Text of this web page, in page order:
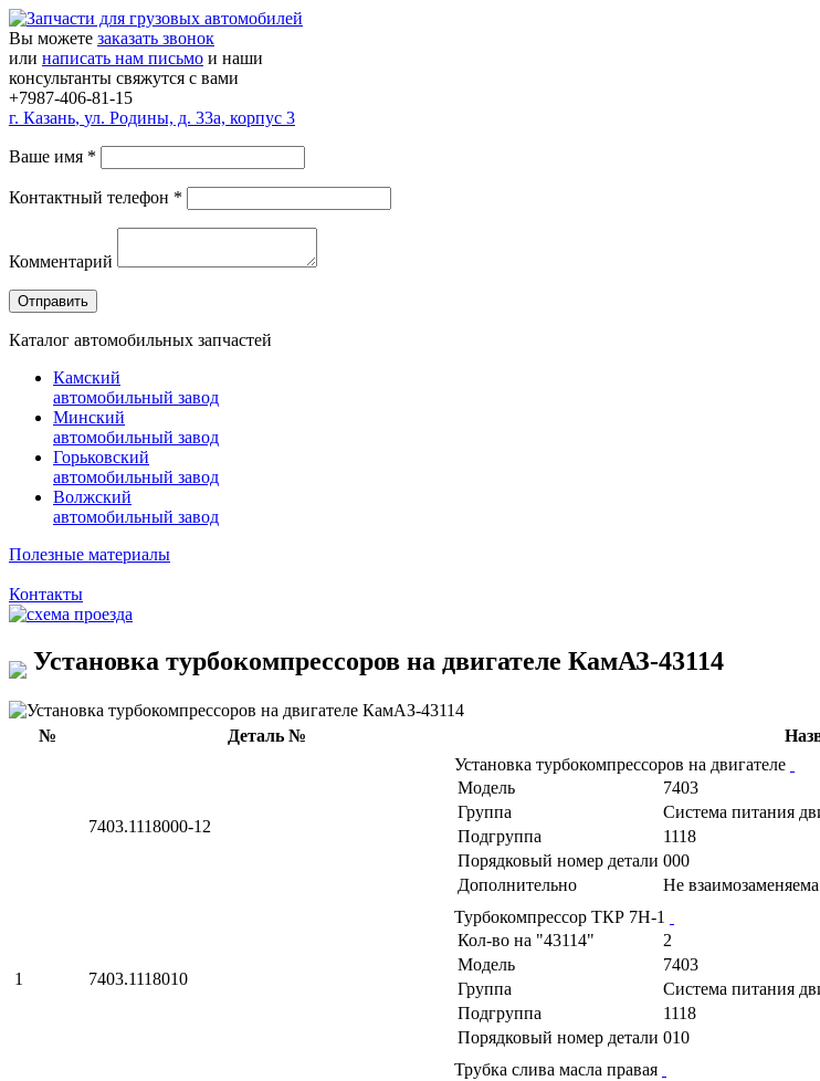
Вы можете заказать звонок
или написать нам письмо и наши
консультанты свяжутся с вами
+7987-406-81-15
г. Казань, ул. Родины, д. 33а, корпус 3
Ваше имя *
Контактный телефон *
Комментарий
Каталог автомобильных запчастей
Камский
автомобильный завод
Минский
автомобильный завод
Горьковский
автомобильный завод
Волжский
автомобильный завод
Полезные материалы
Контакты
Установка турбокомпрессоров на двигателе КамАЗ-43114
№ Деталь №
7403.1118000-12
Установка турбокомпрессоров на двигателе
Модель
7403
Группа
Cистема питания
Подгруппа
1118
Порядковый номер детали 000
Дополнительно
Не
1 7403.1118010
Турбокомпрессор ТКР 7Н-1
Кол-во на "43114"
2
Модель
7403
Группа
Cистема питания
Подгруппа
1118
Порядковый номер детали 010
Трубка слива масла правая